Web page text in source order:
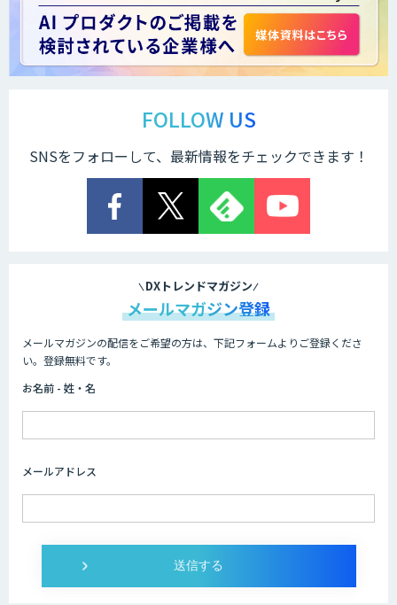
FOLLOW US
SNSをフォローして、最新情報をチェックできます！
DXトレンドマガジン
メールマガジン登録
メールマガジンの配信をご希望の方は、下記フォームよりご登録くださ
い。登録無料です。
お名前 - 姓・名
メールアドレス